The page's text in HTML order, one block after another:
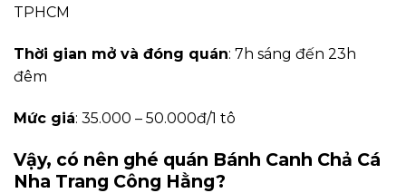
TPHCM
Thời gian mở và đóng quán: 7h sáng đến 23h
đêm
Mức giá: 35.000 – 50.000đ/1 tô
Vậy, có nên ghé quán Bánh Canh Chả Cá
Nha Trang Công Hằng?